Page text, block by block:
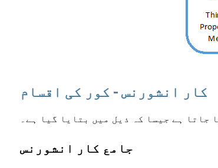
کار انشورنس - کور کی اقسام
جاتا ہے جیسا کہ ذیل میں بتایا گیا ہے۔
جامع کار انشورنس